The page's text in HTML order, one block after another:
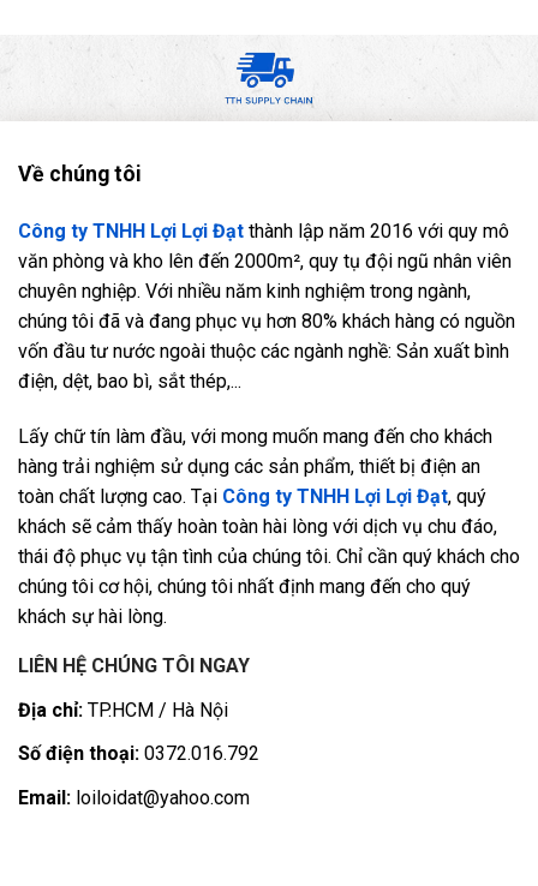
Về chúng tôi
Công ty TNHH Lợi Lợi Đạt thành lập năm 2016 với quy mô
văn phòng và kho lên đến 2000m², quy tụ đội ngũ nhân viên
chuyên nghiệp. Với nhiều năm kinh nghiệm trong ngành,
chúng tôi đã và đang phục vụ hơn 80% khách hàng có nguồn
vốn đầu tư nước ngoài thuộc các ngành nghề: Sản xuất bình
điện, dệt, bao bì, sắt thép,...
Lấy chữ tín làm đầu, với mong muốn mang đến cho khách
hàng trải nghiệm sử dụng các sản phẩm, thiết bị điện an
toàn chất lượng cao. Tại Công ty TNHH Lợi Lợi Đạt, quý
khách sẽ cảm thấy hoàn toàn hài lòng với dịch vụ chu đáo,
thái độ phục vụ tận tình của chúng tôi. Chỉ cần quý khách cho
chúng tôi cơ hội, chúng tôi nhất định mang đến cho quý
khách sự hài lòng.
LIÊN HỆ CHÚNG TÔI NGAY
Địa chỉ: TP.HCM / Hà Nội
Số điện thoại: 0372.016.792
Email: loiloidat@yahoo.com